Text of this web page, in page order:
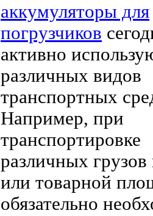
аккумуляторы для
погрузчиков
активно
различных видов
транспортных
Например, при
транспортировке
различных грузов
или товарной
обязательно